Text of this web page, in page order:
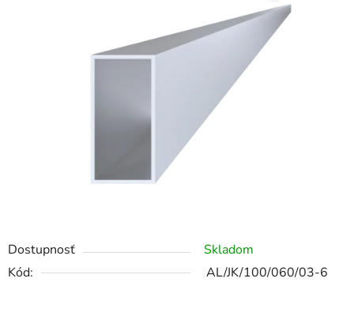
Dostupnosť
Skladom
Kód:
AL/JK/100/060/03-6